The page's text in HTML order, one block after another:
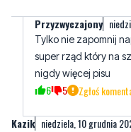
Przyzwyczajony
Tylko nie zapomnij
super rząd który na
nigdy więcej pisu
6 5 Zgłoś
Kazik niedziela, 10 grudnia